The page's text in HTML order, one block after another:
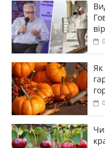
Як